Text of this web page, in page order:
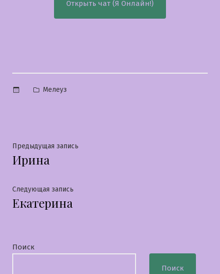
Открыть чат (Я Онлайн!)
Опубликовано
Мелеуз
Навигация
по
записям
Предыдущая запись
Ирина
Следующая запись
Екатерина
Поиск
Поиск